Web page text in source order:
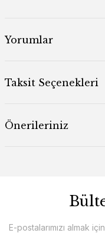
Yorumlar
Taksit Seçenekleri
Önerileriniz
E-postalarımızı almak